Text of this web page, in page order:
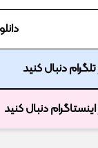
تلگرام دنبال کنید
اینستاگرام دنبال کنید